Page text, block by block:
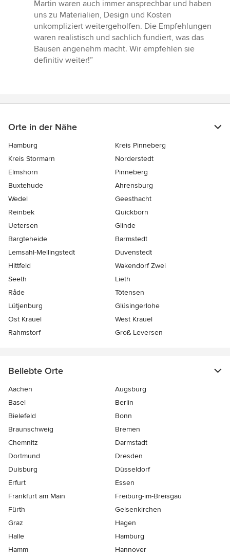
Martin waren auch immer ansprechbar und haben
uns zu Materialien, Design und Kosten
unkompliziert weitergeholfen. Die Empfehlungen
waren realistisch und sachlich fundiert, was das
Bausen angenehm macht. Wir empfehlen sie
definitiv weiter!”
Orte in der Nähe
Hamburg
Kreis Pinneberg
Kreis Stormarn
Norderstedt
Elmshorn
Pinneberg
Buxtehude
Ahrensburg
Wedel
Geesthacht
Reinbek
Quickborn
Uetersen
Glinde
Bargteheide
Barmstedt
Lemsahl-Mellingstedt
Duvenstedt
Hittfeld
Wakendorf Zwei
Seeth
Lieth
Råde
Tötensen
Lütjenburg
Glüsingerlohe
Ost Krauel
West Krauel
Rahmstorf
Groß Leversen
Beliebte Orte
Aachen
Augsburg
Basel
Berlin
Bielefeld
Bonn
Braunschweig
Bremen
Chemnitz
Darmstadt
Dortmund
Dresden
Duisburg
Düsseldorf
Erfurt
Essen
Frankfurt am Main
Freiburg-im-Breisgau
Fürth
Gelsenkirchen
Graz
Hagen
Halle
Hamburg
Hamm
Hannover